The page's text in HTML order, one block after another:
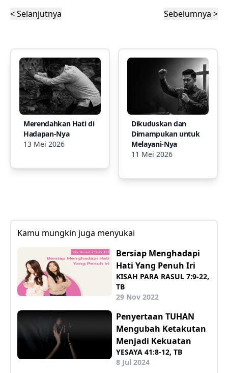
< Selanjutnya Sebelumnya >
Merendahkan Hati di
Hadapan-Nya
13 Mei 2026
Dikuduskan dan
Dimampukan untuk
Melayani-Nya
11 Mei 2026
Kamu mungkin juga menyukai
Bersiap Menghadapi
Hati Yang Penuh Iri
KISAH PARA RASUL 7:9-22,
TB
29 Nov 2022
Penyertaan TUHAN
Mengubah Ketakutan
Menjadi Kekuatan
YESAYA 41:8-12, TB
8 Jul 2024